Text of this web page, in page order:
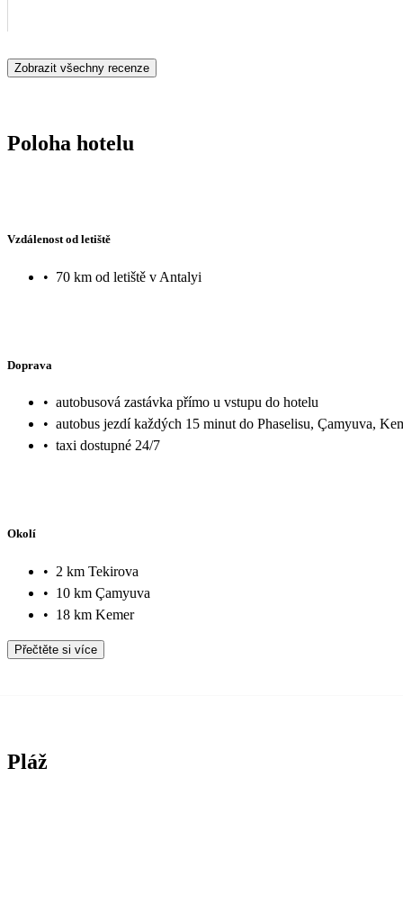
Zobrazit všechny recenze
Poloha hotelu
Vzdálenost od letiště
• 70 km od letiště v Antalyi
Doprava
• autobusová zastávka přímo u vstupu do hotelu
• autobus jezdí každých 15 minut do Phaselisu, Çamyuva,
• taxi dostupné 24/7
Okolí
• 2 km Tekirova
• 10 km Çamyuva
• 18 km Kemer
Přečtěte si více
Pláž